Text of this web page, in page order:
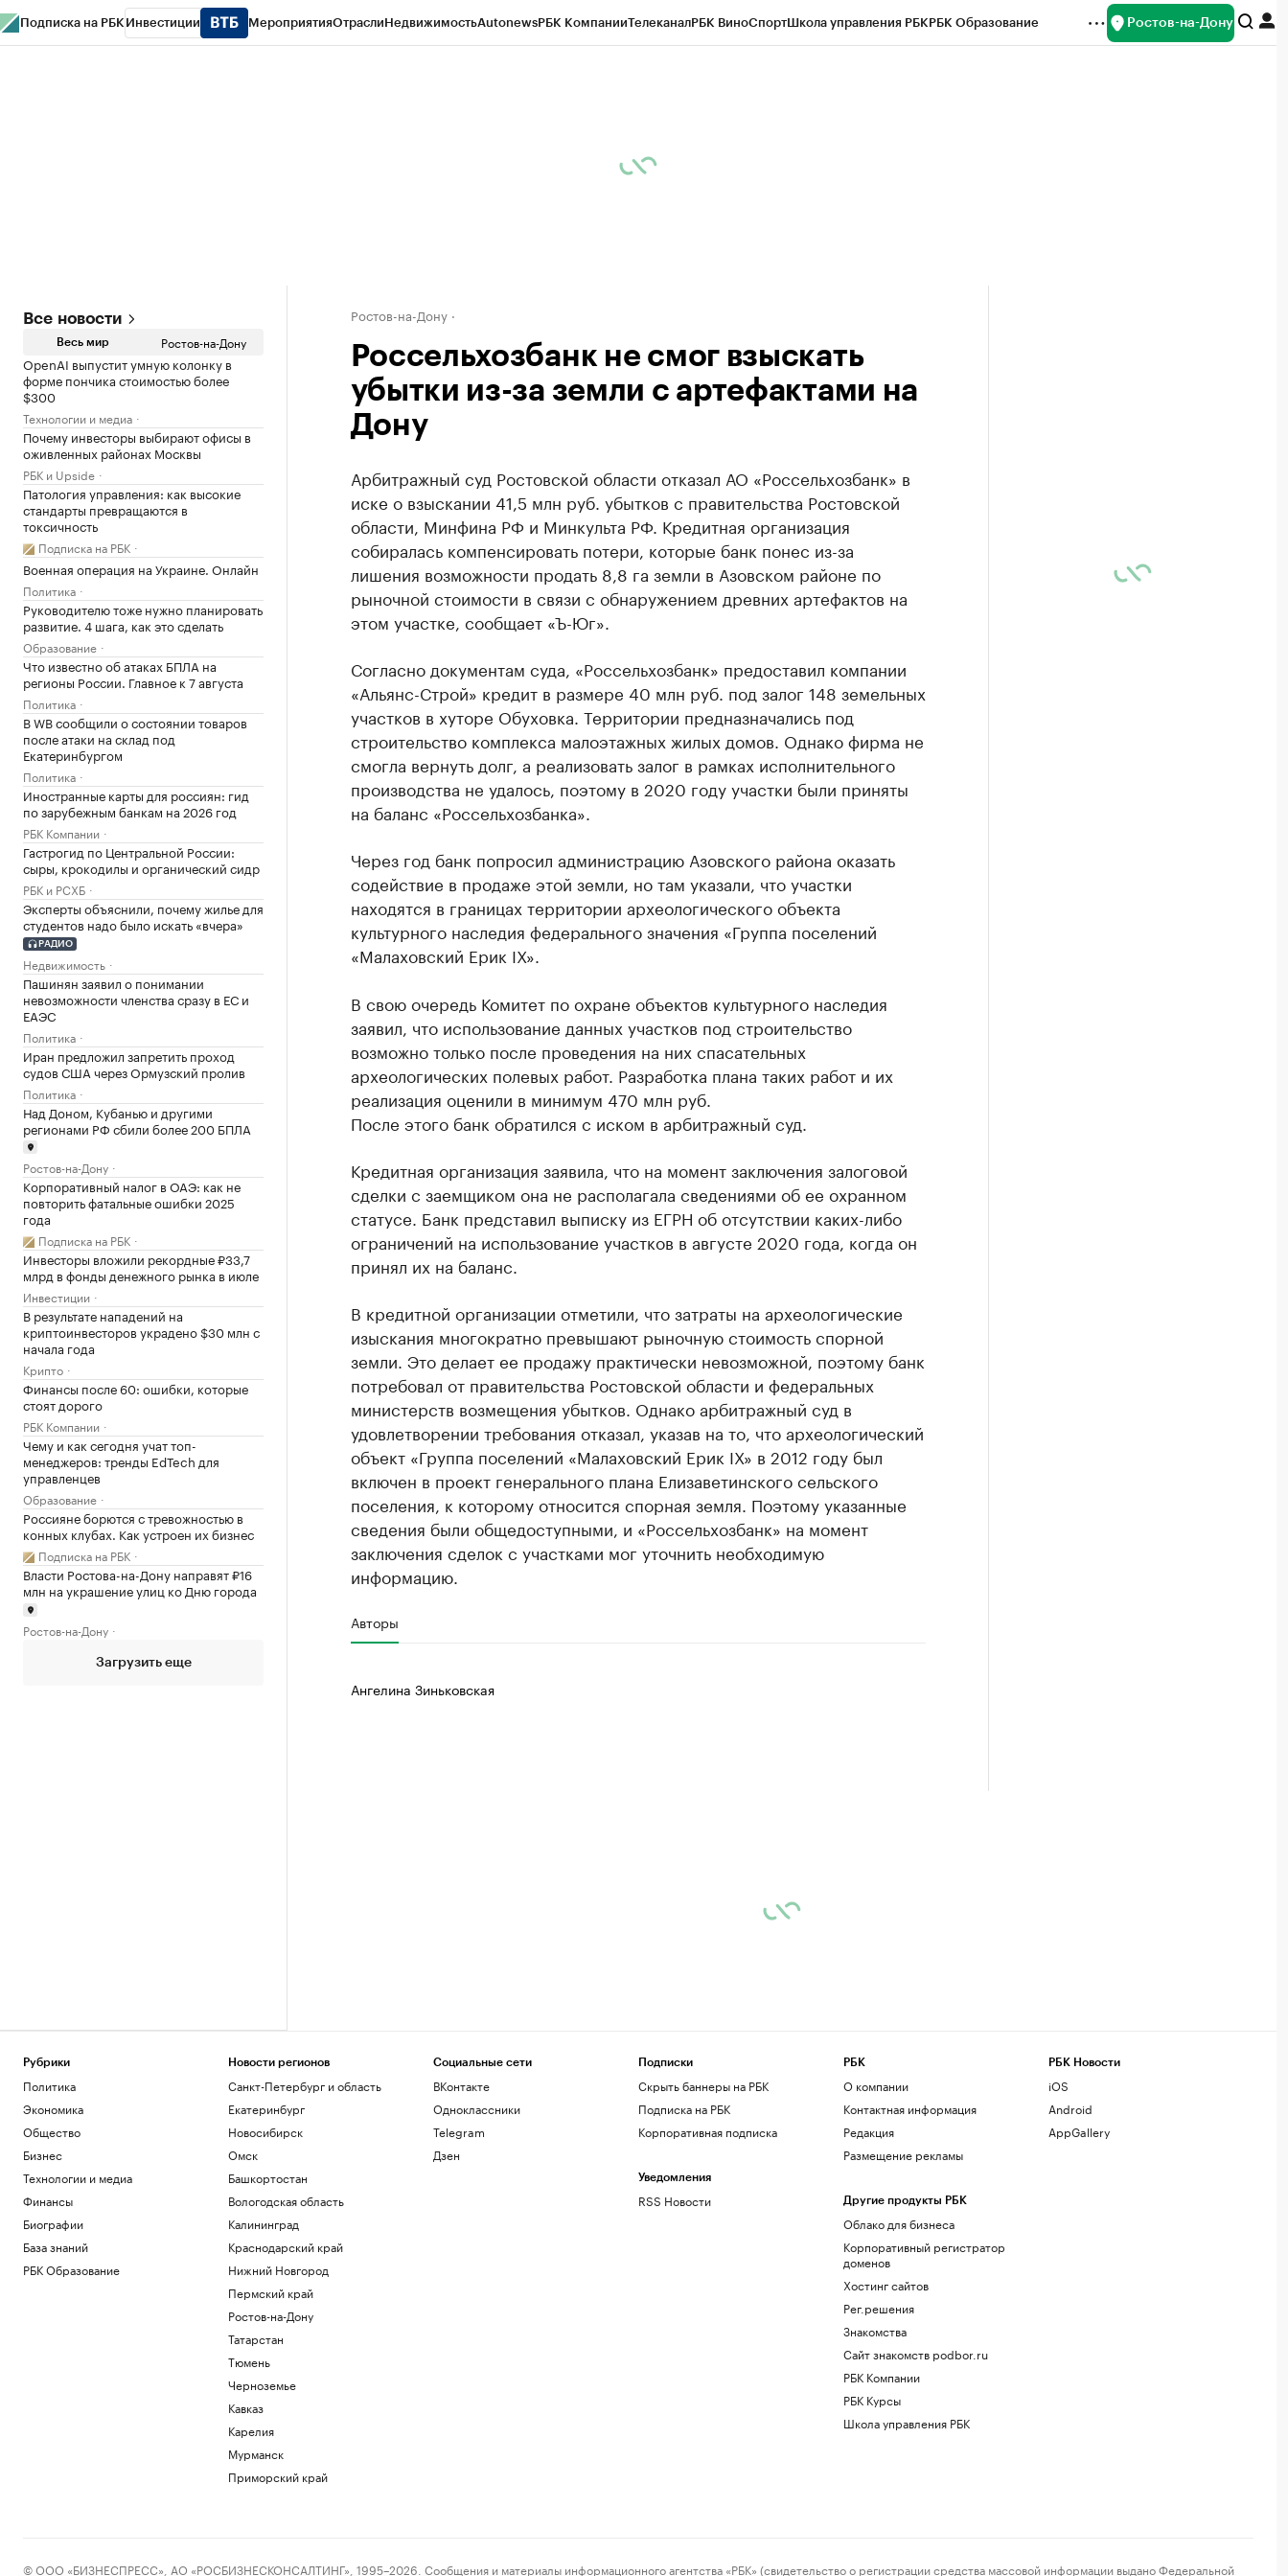
Подписка на РБК Инвестиции МероприятияОтраслиНедвижимостьAutonewsРБК КомпанииТелеканалРБК ВиноСпортШкола управления РБКРБК Образование Ростов-на-Дону
Все новости
Весь мир Ростов-на-Дону
OpenAI выпустит умную колонку в
форме пончика стоимостью более
$300
Технологии и медиа
Почему инвесторы выбирают офисы в
оживленных районах Москвы
РБК и Upside
Патология управления: как высокие
стандарты превращаются в
токсичность
Подписка на РБК
Военная операция на Украине. Онлайн
Политика
Руководителю тоже нужно планировать
развитие. 4 шага, как это сделать
Образование
Что известно об атаках БПЛА на
регионы России. Главное к 7 августа
Политика
В WB сообщили о состоянии товаров
после атаки на склад под
Екатеринбургом
Политика
Иностранные карты для россиян: гид
по зарубежным банкам на 2026 год
РБК Компании
Гастрогид по Центральной России:
сыры, крокодилы и органический сидр
РБК и РСХБ
Эксперты объяснили, почему жилье для
студентов надо было искать «вчера»
РАДИО
Недвижимость
Пашинян заявил о понимании
невозможности членства сразу в ЕС и
ЕАЭС
Политика
Иран предложил запретить проход
судов США через Ормузский пролив
Политика
Над Доном, Кубанью и другими
регионами РФ сбили более 200 БПЛА
Ростов-на-Дону
Корпоративный налог в ОАЭ: как не
повторить фатальные ошибки 2025
года
Подписка на РБК
Инвесторы вложили рекордные ₽33,7
млрд в фонды денежного рынка в июле
Инвестиции
В результате нападений на
криптоинвесторов украдено $30 млн с
начала года
Крипто
Финансы после 60: ошибки, которые
стоят дорого
РБК Компании
Чему и как сегодня учат топ-
менеджеров: тренды EdTech для
управленцев
Образование
Россияне борются с тревожностью в
конных клубах. Как устроен их бизнес
Подписка на РБК
Власти Ростова-на-Дону направят ₽16
млн на украшение улиц ко Дню города
Ростов-на-Дону
Загрузить еще
Ростов-на-Дону
Россельхозбанк не смог взыскать
убытки из-за земли с артефактами на
Дону
Арбитражный суд Ростовской области отказал АО «Россельхозбанк» в
иске о взыскании 41,5 млн руб. убытков с правительства Ростовской
области, Минфина РФ и Минкульта РФ. Кредитная организация
собиралась компенсировать потери, которые банк понес из-за
лишения возможности продать 8,8 га земли в Азовском районе по
рыночной стоимости в связи с обнаружением древних артефактов на
этом участке, сообщает «Ъ-Юг».
Согласно документам суда, «Россельхозбанк» предоставил компании
«Альянс-Строй» кредит в размере 40 млн руб. под залог 148 земельных
участков в хуторе Обуховка. Территории предназначались под
строительство комплекса малоэтажных жилых домов. Однако фирма не
смогла вернуть долг, а реализовать залог в рамках исполнительного
производства не удалось, поэтому в 2020 году участки были приняты
на баланс «Россельхозбанка».
Через год банк попросил администрацию Азовского района оказать
содействие в продаже этой земли, но там указали, что участки
находятся в границах территории археологического объекта
культурного наследия федерального значения «Группа поселений
«Малаховский Ерик IХ».
В свою очередь Комитет по охране объектов культурного наследия
заявил, что использование данных участков под строительство
возможно только после проведения на них спасательных
археологических полевых работ. Разработка плана таких работ и их
реализация оценили в минимум 470 млн руб.
После этого банк обратился с иском в арбитражный суд.
Кредитная организация заявила, что на момент заключения залоговой
сделки с заемщиком она не располагала сведениями об ее охранном
статусе. Банк представил выписку из ЕГРН об отсутствии каких-либо
ограничений на использование участков в августе 2020 года, когда он
принял их на баланс.
В кредитной организации отметили, что затраты на археологические
изыскания многократно превышают рыночную стоимость спорной
земли. Это делает ее продажу практически невозможной, поэтому банк
потребовал от правительства Ростовской области и федеральных
министерств возмещения убытков. Однако арбитражный суд в
удовлетворении требования отказал, указав на то, что археологический
объект «Группа поселений «Малаховский Ерик IX» в 2012 году был
включен в проект генерального плана Елизаветинского сельского
поселения, к которому относится спорная земля. Поэтому указанные
сведения были общедоступными, и «Россельхозбанк» на момент
заключения сделок с участками мог уточнить необходимую
информацию.
Авторы
Ангелина Зиньковская
Рубрики
Политика
Экономика
Общество
Бизнес
Технологии и медиа
Финансы
Биографии
База знаний
РБК Образование
Новости регионов
Санкт-Петербург и область
Екатеринбург
Новосибирск
Омск
Башкортостан
Вологодская область
Калининград
Краснодарский край
Нижний Новгород
Пермский край
Ростов-на-Дону
Татарстан
Тюмень
Черноземье
Кавказ
Карелия
Мурманск
Приморский край
Социальные сети
ВКонтакте
Одноклассники
Telegram
Дзен
Подписки
Скрыть баннеры на РБК
Подписка на РБК
Корпоративная подписка
Уведомления
RSS Новости
РБК
О компании
Контактная информация
Редакция
Размещение рекламы
Другие продукты РБК
Облако для бизнеса
Корпоративный регистратор
доменов
Хостинг сайтов
Рег.решения
Знакомства
Сайт знакомств podbor.ru
РБК Компании
РБК Курсы
Школа управления РБК
РБК Новости
iOS
Android
AppGallery
© ООО «БИЗНЕСПРЕСС», АО «РОСБИЗНЕСКОНСАЛТИНГ», 1995–2026. Сообщения и материалы информационного агентства «РБК» (свидетельство о регистрации средства массовой информации выдано Федеральной